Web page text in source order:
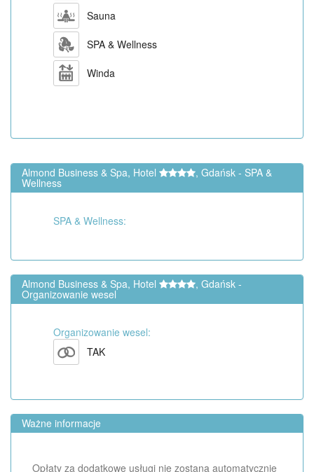
Sauna
SPA & Wellness
Winda
Almond Business & Spa, Hotel , Gdańsk - SPA &
Wellness
SPA & Wellness:
Almond Business & Spa, Hotel , Gdańsk -
Organizowanie wesel
Organizowanie wesel:
TAK
Ważne informacje
Opłaty za dodatkowe usługi nie zostaną automatycznie